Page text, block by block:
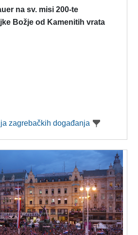
na sv. misi 200-te
Božje od Kamenitih vrata
zagrebačkih događanja